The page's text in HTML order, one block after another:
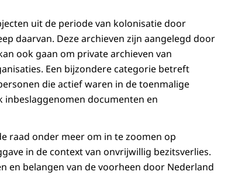
uit de periode van kolonisatie door
daarvan. Deze archieven zijn aangelegd door
ook gaan om private archieven van
Een bijzondere categorie betreft
die actief waren in de toenmalige
inbeslaggenomen documenten en
raad onder meer om in te zoomen op
in de context van onvrijwillig bezitsverlies.
en belangen van de voorheen door Nederland